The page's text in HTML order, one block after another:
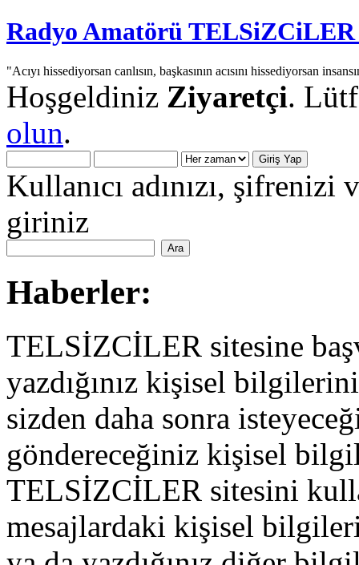
Radyo Amatörü
"Acıyı hissediyorsan canlısın, başkasının acısını hissediyorsan
Hoşgeldiniz Ziyaretçi.
olun.
Kullanıcı adınızı,
giriniz
Haberler:
TELSİZCİLER sitesine
yazdığınız kişisel
sizden daha sonra
göndereceğiniz kişisel
TELSİZCİLER sitesini
mesajlardaki kişisel